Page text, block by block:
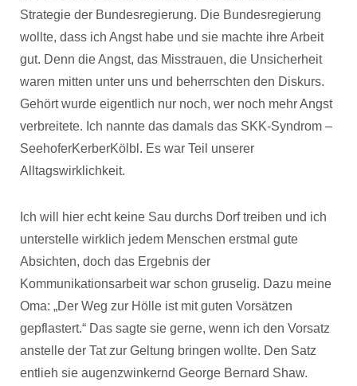
Strategie der Bundesregierung. Die Bundesregierung
wollte, dass ich Angst habe und sie machte ihre Arbeit
gut. Denn die Angst, das Misstrauen, die Unsicherheit
waren mitten unter uns und beherrschten den Diskurs.
Gehört wurde eigentlich nur noch, wer noch mehr Angst
verbreitete. Ich nannte das damals das SKK-Syndrom –
SeehoferKerberKölbl. Es war Teil unserer
Alltagswirklichkeit.
Ich will hier echt keine Sau durchs Dorf treiben und ich
unterstelle wirklich jedem Menschen erstmal gute
Absichten, doch das Ergebnis der
Kommunikationsarbeit war schon gruselig. Dazu meine
Oma: „Der Weg zur Hölle ist mit guten Vorsätzen
gepflastert.“ Das sagte sie gerne, wenn ich den Vorsatz
anstelle der Tat zur Geltung bringen wollte. Den Satz
entlieh sie augenzwinkernd George Bernard Shaw.